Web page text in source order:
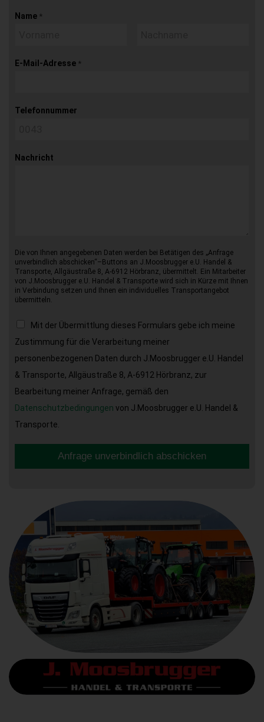
Name *
E-Mail-Adresse *
Telefonnummer
Nachricht
Die von Ihnen angegebenen Daten werden bei Betätigen des „Anfrage
unverbindlich abschicken“–Buttons an J.Moosbrugger e.U. Handel &
Transporte, Allgäustraße 8, A-6912 Hörbranz, übermittelt. Ein Mitarbeiter
von J.Moosbrugger e.U. Handel & Transporte wird sich in Kürze mit Ihnen
in Verbindung setzen und Ihnen ein individuelles Transportangebot
übermitteln.
Mit der Übermittlung dieses Formulars gebe ich meine
Zustimmung für die Verarbeitung meiner
personenbezogenen Daten durch J.Moosbrugger e.U. Handel
& Transporte, Allgäustraße 8, A-6912 Hörbranz, zur
Bearbeitung meiner Anfrage, gemäß den
Datenschutzbedingungen von J.Moosbrugger e.U. Handel &
Transporte.
Anfrage unverbindlich abschicken